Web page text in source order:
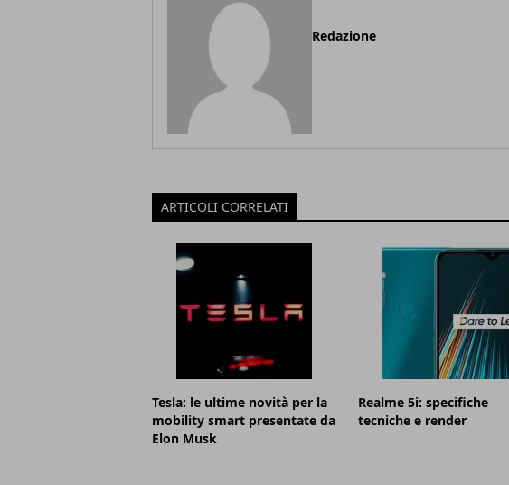
Redazione
ARTICOLI CORRELATI
Tesla: le ultime novità per la
mobility smart presentate da
Elon Musk
Realme 5i: specifiche
tecniche e render